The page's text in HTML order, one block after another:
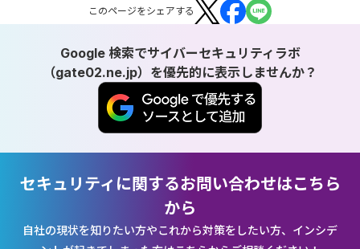
このページをシェアする
Google 検索でサイバーセキュリティラボ
（gate02.ne.jp）を優先的に表示しませんか？
セキュリティに関するお問い合わせはこちら
から
自社の現状を知りたい方やこれから対策をしたい方、インシデ